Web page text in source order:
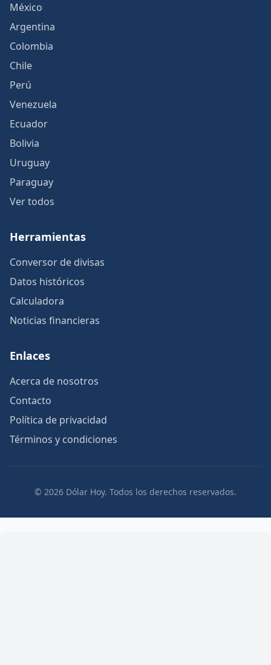
México
Argentina
Colombia
Chile
Perú
Venezuela
Ecuador
Bolivia
Uruguay
Paraguay
Ver todos
Herramientas
Conversor de divisas
Datos históricos
Calculadora
Noticias financieras
Enlaces
Acerca de nosotros
Contacto
Política de privacidad
Términos y condiciones
© 2026 Dólar Hoy. Todos los derechos reservados.